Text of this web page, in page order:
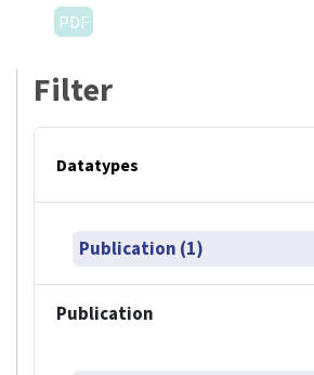
PDF
Filter
Datatypes
Publication (1)
Publication